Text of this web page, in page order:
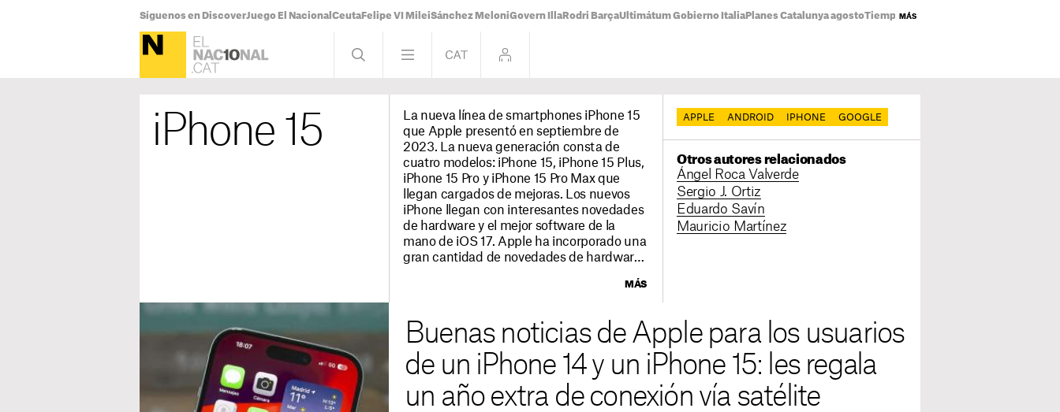
Síguenos en DiscoverJuego El Nacional Ceuta Felipe VI MileiSánchez MeloniGovern Illa Rodri BarçaUltimátum Gobierno Italia Planes Catalunya agostoTiempo Catalunya
MÁS
iPhone 15
La nueva línea de smartphones iPhone 15
que Apple presentó en septiembre de
2023. La nueva generación consta de
cuatro modelos: iPhone 15, iPhone 15 Plus,
iPhone 15 Pro y iPhone 15 Pro Max que
llegan cargados de mejoras. Los nuevos
iPhone llegan con interesantes novedades
de hardware y el mejor software de la
mano de iOS 17. Apple ha incorporado una
gran cantidad de novedades de hardware
pantallas OLED de 6,1 y 6,7 pulgadas. Los
incorporan el chip A16 Bionic y los iPhone
15 Pro y iPhone 15 Pro Max estrenan el
nuevo chip A17 Pro, el más potente jamás
creado para un smartphone y
específicamente diseñado para correr los
mejores juegos. Los iPhone 15 y iPhone 15
MÁS
APPLE ANDROID IPHONE GOOGLE
Otros autores relacionados
Ángel Roca Valverde
Sergio J. Ortiz
Eduardo Savín
Mauricio Martínez
Buenas noticias de Apple para los usuarios
de un iPhone 14 y un iPhone 15: les regala
un año extra de conexión vía satélite